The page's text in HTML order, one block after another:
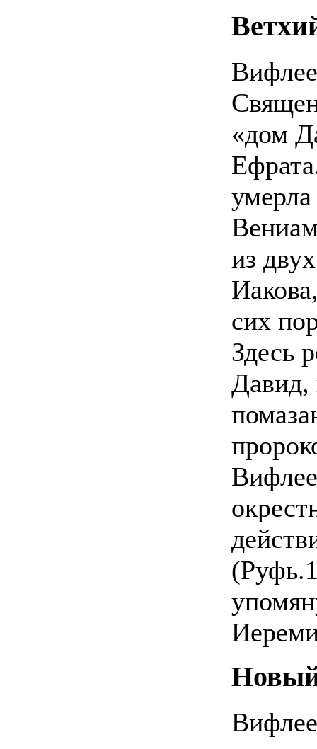
«дом
из
сих
Здесь
Давид,